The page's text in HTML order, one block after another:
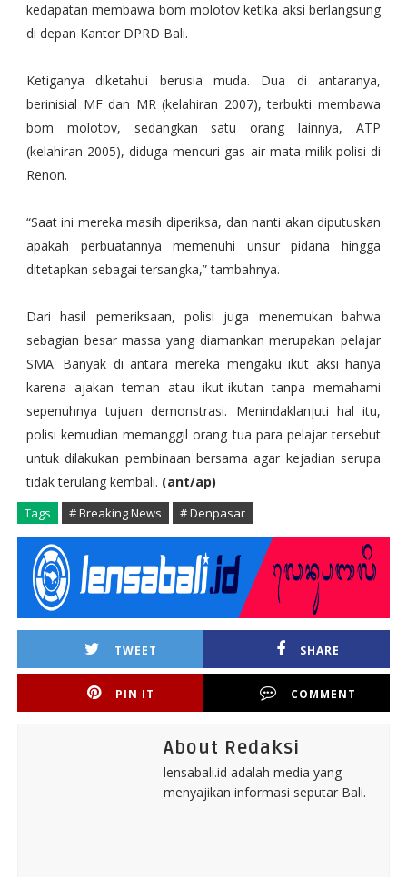
kedapatan membawa bom molotov ketika aksi berlangsung
di depan Kantor DPRD Bali.
Ketiganya diketahui berusia muda. Dua di antaranya,
berinisial MF dan MR (kelahiran 2007), terbukti membawa
bom molotov, sedangkan satu orang lainnya, ATP
(kelahiran 2005), diduga mencuri gas air mata milik polisi di
Renon.
“Saat ini mereka masih diperiksa, dan nanti akan diputuskan
apakah perbuatannya memenuhi unsur pidana hingga
ditetapkan sebagai tersangka,” tambahnya.
Dari hasil pemeriksaan, polisi juga menemukan bahwa
sebagian besar massa yang diamankan merupakan pelajar
SMA. Banyak di antara mereka mengaku ikut aksi hanya
karena ajakan teman atau ikut-ikutan tanpa memahami
sepenuhnya tujuan demonstrasi. Menindaklanjuti hal itu,
polisi kemudian memanggil orang tua para pelajar tersebut
untuk dilakukan pembinaan bersama agar kejadian serupa
tidak terulang kembali. (ant/ap)
Tags # Breaking News # Denpasar
TWEET SHARE
PIN IT COMMENT
About Redaksi
lensabali.id adalah media yang
menyajikan informasi seputar Bali.